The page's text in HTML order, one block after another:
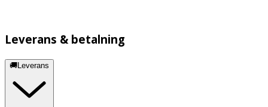
Leverans & betalning
🚚Leverans